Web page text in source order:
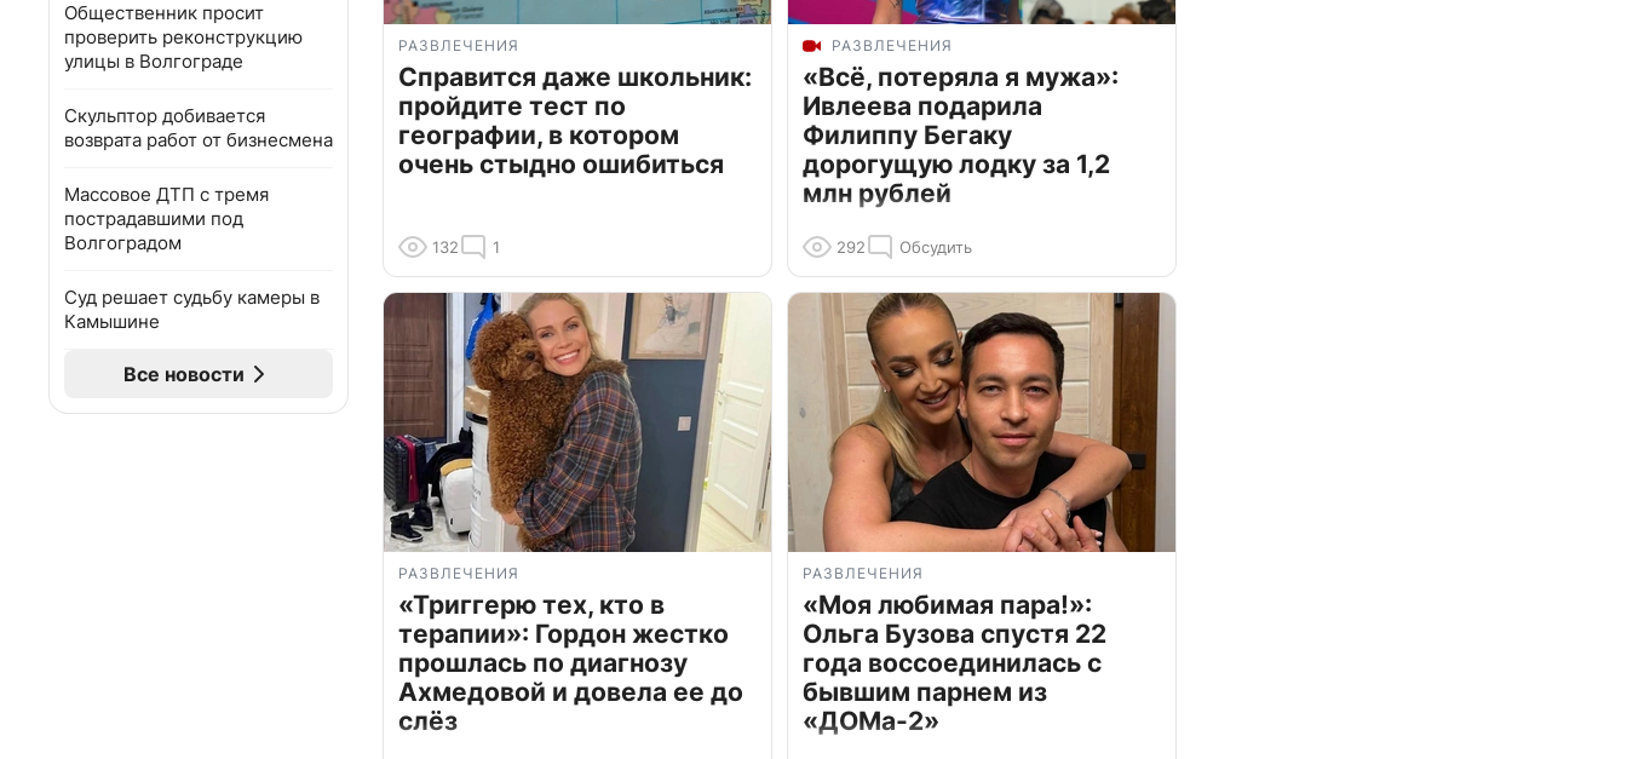
Общественник просит
проверить реконструкцию
улицы в Волгограде
Скульптор добивается
возврата работ от бизнесмена
Массовое ДТП с тремя
пострадавшими под
Волгоградом
Суд решает судьбу камеры в
Камышине
Все новости
РАЗВЛЕЧЕНИЯ
Справится даже школьник:
пройдите тест по
географии, в котором
очень стыдно ошибиться
132 1
РАЗВЛЕЧЕНИЯ
«Всё, потеряла я мужа»:
Ивлеева подарила
Филиппу Бегаку
дорогущую лодку за 1,2
млн рублей
292 Обсудить
РАЗВЛЕЧЕНИЯ
«Триггерю тех, кто в
терапии»: Гордон жестко
прошлась по диагнозу
Ахмедовой и довела ее до
слёз
РАЗВЛЕЧЕНИЯ
«Моя любимая пара!»:
Ольга Бузова спустя 22
года воссоединилась с
бывшим парнем из
«ДОМа-2»